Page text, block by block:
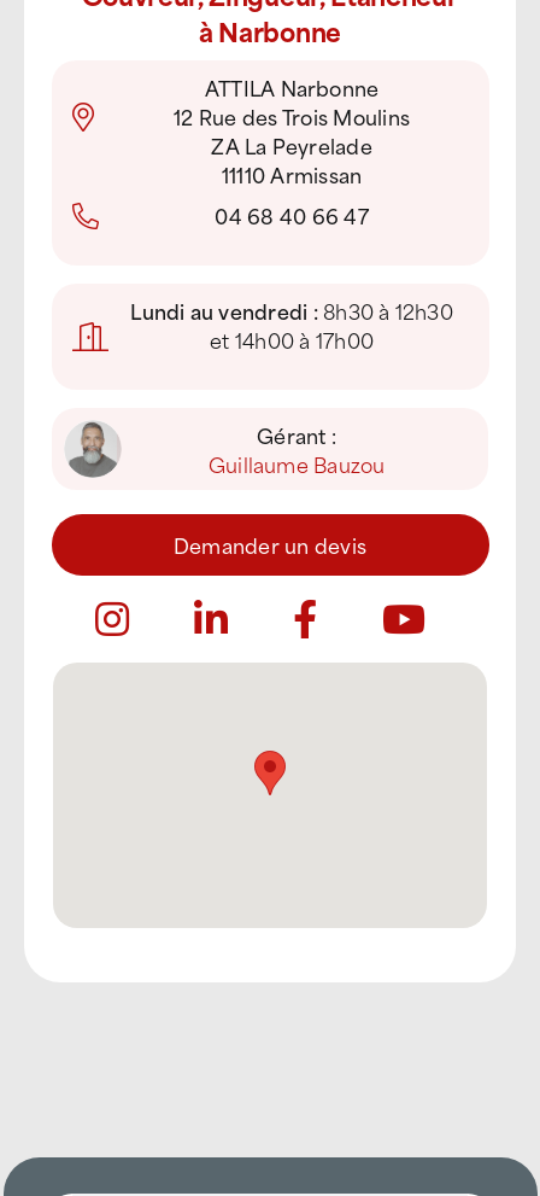
à Narbonne
ATTILA Narbonne
12 Rue des Trois Moulins
ZA La Peyrelade
11110 Armissan
04 68 40 66 47
Lundi au vendredi :8h30 à 12h30
et 14h00 à 17h00
Gérant :
Guillaume Bauzou
Demander un devis